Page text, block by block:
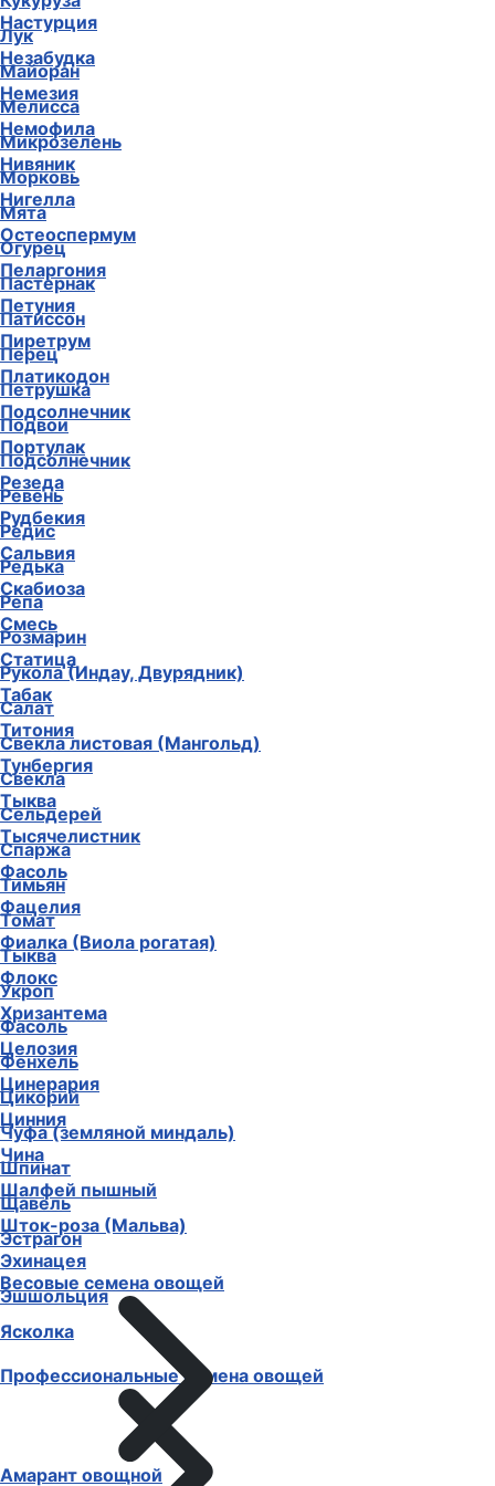
Настурция
Незабудка
Немезия
Немофила
Нивяник
Нигелла
Остеоспермум
Пеларгония
Петуния
Пиретрум
Платикодон
Подсолнечник
Портулак
Резеда
Рудбекия
Сальвия
Скабиоза
Смесь
Статица
Табак
Титония
Тунбергия
Тыква
Тысячелистник
Фасоль
Фацелия
Фиалка (Виола рогатая)
Флокс
Хризантема
Целозия
Цинерария
Цинния
Чина
Шалфей пышный
Шток-роза (Мальва)
Эхинацея
Эшшольция
Ясколка
Профессиональные семена овощей
Лук
Майоран
Мелисса
Микрозелень
Морковь
Мята
Огурец
Пастернак
Патиссон
Перец
Петрушка
Подвои
Подсолнечник
Ревень
Редис
Редька
Репа
Розмарин
Рукола (Индау, Двурядник)
Салат
Свекла листовая (Мангольд)
Свекла
Сельдерей
Спаржа
Тимьян
Томат
Тыква
Укроп
Фасоль
Фенхель
Цикорий
Чуфа (земляной миндаль)
Шпинат
Щавель
Эстрагон
Весовые семена овощей
Амарант овощной